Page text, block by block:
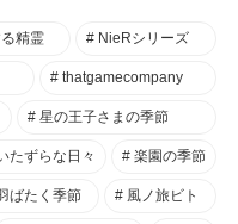
精霊 NieRシリーズ
thatgamecompany
星の王子さまの季節
たずらな日々 楽園の季節
ばたく季節 風ノ旅ビト